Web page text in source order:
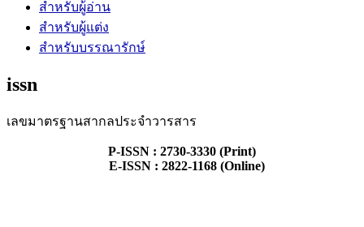
สำหรับผู้อ่าน
สำหรับผู้แต่ง
สำหรับบรรณารักษ์
issn
เลขมาตรฐานสากลประจำวารสาร
P-ISSN : 2730-3330 (Print)
E-ISSN : 2822-1168 (Online)